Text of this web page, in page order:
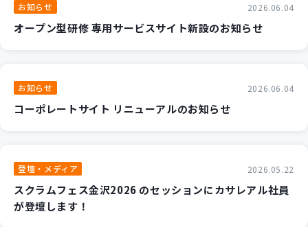
お知らせ 2026.06.04
オープン型研修 専用サービスサイト新設のお知らせ
お知らせ 2026.06.04
コーポレートサイト リニューアルのお知らせ
登壇・メディア 2026.05.22
スクラムフェス金沢2026 のセッションにカサレアル社員
が登壇します！